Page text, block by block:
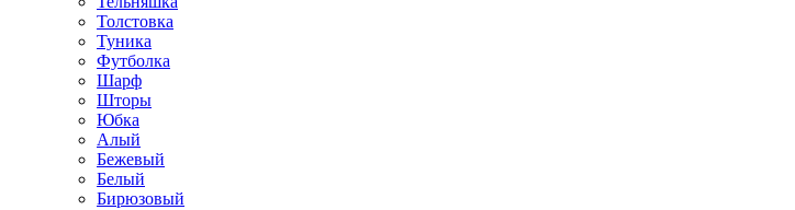
Толстовка
Туника
Футболка
Шарф
Шторы
Юбка
Алый
Бежевый
Белый
Бирюзовый